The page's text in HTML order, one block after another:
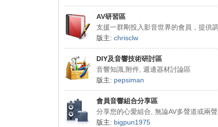
AV研習區
支援一群剛投入影音世界的會員，提供
版主: chrisclw
DIY及音響技術研討區
音響知識,附件, 週邊器材討論區
版主: pepsiman
會員音響組合分享區
分享您的心愛組合, 無論AV多聲道或兩
版主: bigpun1975